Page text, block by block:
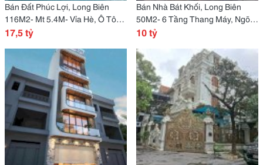
Bán Đất Phúc Lợi, Long Biên
116M2- Mt 5.4M- Vỉa Hè, Ô Tô
Tránh Đỗ- 17.5 Tỷ
17,5 tỷ
Bán Nhà Bát Khối, Long Biên
50M2- 6 Tầng Thang Máy, Ngõ
Nông, Gara Ô Tô- 10.X Tỷ
10 tỷ